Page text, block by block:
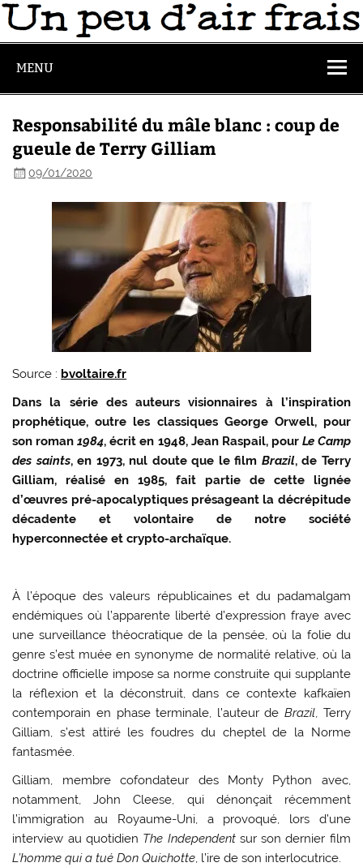
MENU
Responsabilité du mâle blanc : coup de
gueule de Terry Gilliam
09/01/2020
Source : bvoltaire.fr
Dans la série des auteurs visionnaires à l’inspiration
prophétique, outre les classiques George Orwell, pour
son roman1984, écrit en 1948, Jean Raspail, pour Le Camp
des saints, en 1973, nul doute que le film Brazil, de Terry
Gilliam, réalisé en 1985, fait partie de cette lignée
d’œuvres pré-apocalyptiques présageant la décrépitude
décadente et volontaire de notre société
hyperconnectée et crypto-archaïque.
À l’époque des valeurs républicaines et du padamalgam
endémiques où l’apparente liberté d’expression fraye avec
une surveillance théocratique de la pensée, où la folie du
genre s’est muée en synonyme de normalité relative, où la
doctrine officielle impose sa norme construite qui supplante
la réflexion et la déconstruit, dans ce contexte kafkaïen
contemporain en phase terminale, l’auteur deBrazil, Terry
Gilliam, s’est attiré les foudres du cheptel de la Norme
fantasmée.
Gilliam, membre cofondateur des Monty Python avec,
notamment, John Cleese, qui dénonçait récemment
l’immigration au Royaume-Uni, a provoqué, lors d’une
interview au quotidien The Independentsur son dernier film
L’homme qui a tué Don Quichotte, l’ire de son interlocutrice.